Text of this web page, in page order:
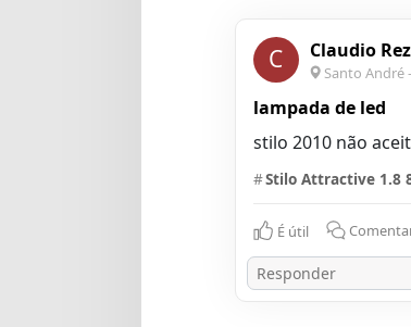
C Claudio
Santo André
lampada de led
stilo 2010 não
#Stilo Attractive 1.8
É útil